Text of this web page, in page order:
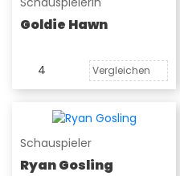
Goldie Hawn
4 Vergleichen
Schauspieler
Ryan Gosling